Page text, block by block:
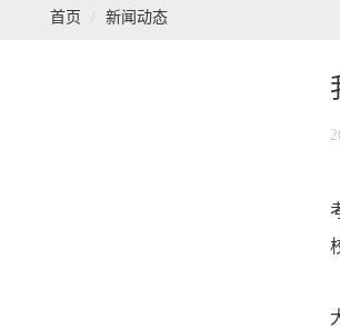
首页 新闻动态